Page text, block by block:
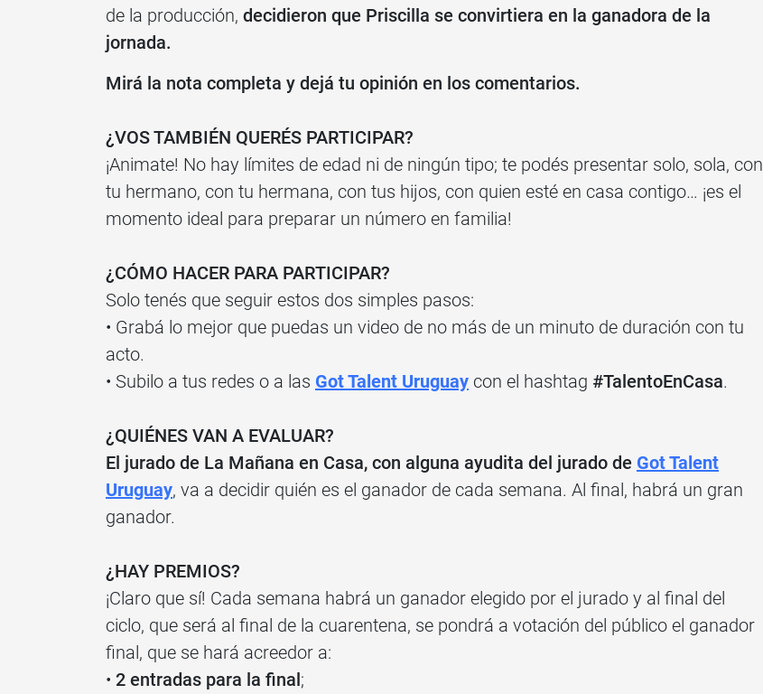
de la producción, decidieron que Priscilla se convirtiera en la ganadora de la
jornada.
Mirá la nota completa y dejá tu opinión en los comentarios.
¿VOS TAMBIÉN QUERÉS PARTICIPAR?
¡Animate! No hay límites de edad ni de ningún tipo; te podés presentar solo, sola, con
tu hermano, con tu hermana, con tus hijos, con quien esté en casa contigo… ¡es el
momento ideal para preparar un número en familia!
¿CÓMO HACER PARA PARTICIPAR?
Solo tenés que seguir estos dos simples pasos:
• Grabá lo mejor que puedas un video de no más de un minuto de duración con tu
acto.
• Subilo a tus redes o a las Got Talent Uruguay con el hashtag #TalentoEnCasa.
¿QUIÉNES VAN A EVALUAR?
El jurado de La Mañana en Casa, con alguna ayudita del jurado de Got Talent
Uruguay, va a decidir quién es el ganador de cada semana. Al final, habrá un gran
ganador.
¿HAY PREMIOS?
¡Claro que sí! Cada semana habrá un ganador elegido por el jurado y al final del
ciclo, que será al final de la cuarentena, se pondrá a votación del público el ganador
final, que se hará acreedor a:
• 2 entradas para la final;